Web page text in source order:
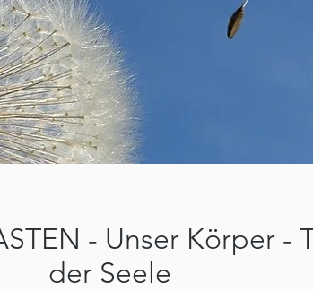
- Unser Körper -
der Seele